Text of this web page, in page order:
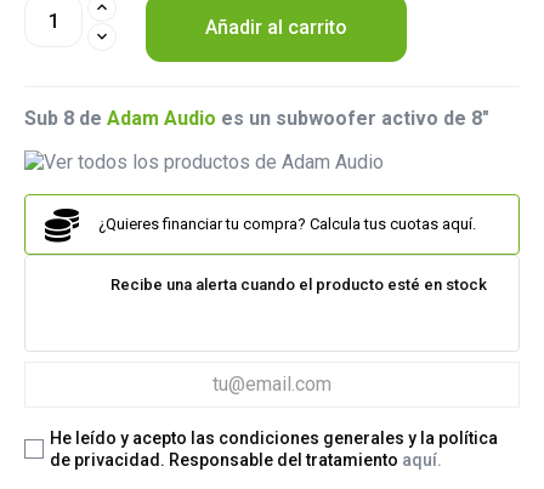
Añadir al carrito
Sub 8 de Adam Audio es un subwoofer activo de 8"
¿Quieres financiar tu compra? Calcula tus cuotas aquí.
Recibe una alerta cuando el producto esté en stock
He leído y acepto las condiciones generales y la política
de privacidad. Responsable del tratamiento aquí.